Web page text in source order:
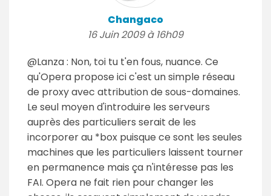
Changaco
16 Juin 2009 à 16h09
@Lanza : Non, toi tu t'en fous, nuance. Ce
qu'Opera propose ici c'est un simple réseau
de proxy avec attribution de sous-domaines.
Le seul moyen d'introduire les serveurs
auprès des particuliers serait de les
incorporer au *box puisque ce sont les seules
machines que les particuliers laissent tourner
en permanence mais ça n'intéresse pas les
FAI. Opera ne fait rien pour changer les